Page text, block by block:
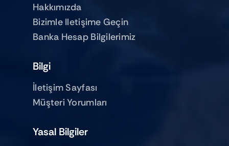
Hakkımızda
Bizimle Iletişime Geçin
Banka Hesap Bilgilerimiz
Bilgi
İletişim Sayfası
Müşteri Yorumları
Yasal Bilgiler